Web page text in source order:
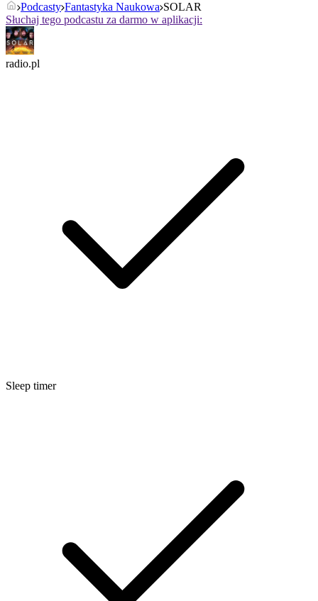
Podcasty Fantastyka Naukowa SOLAR
Słuchaj tego podcastu za darmo w aplikacji:
radio.pl
Sleep timer